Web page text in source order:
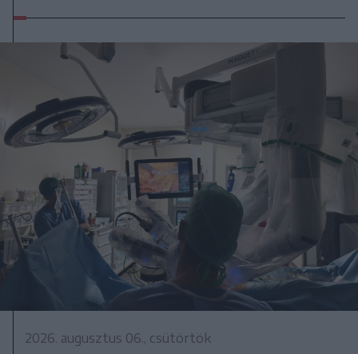
2026. augusztus 06., csütörtök